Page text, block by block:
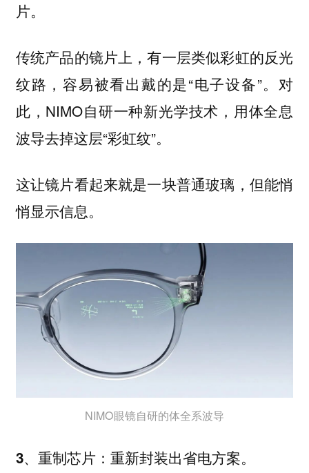
片。
传统产品的镜片上，有一层类似彩虹的反光
纹路，容易被看出戴的是“电子设备”。对
此，NIMO自研一种新光学技术，用体全息
波导去掉这层“彩虹纹”。
这让镜片看起来就是一块普通玻璃，但能悄
悄显示信息。
NIMO眼镜自研的体全系波导
3、重制芯片：重新封装出省电方案。